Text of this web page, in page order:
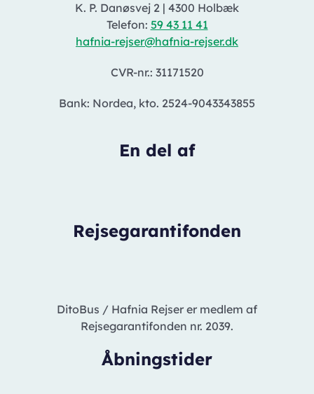
K. P. Danøsvej 2 | 4300 Holbæk
Telefon: 59 43 11 41
hafnia-rejser@hafnia-rejser.dk
CVR-nr.: 31171520
Bank: Nordea, kto. 2524-9043343855
En del af
Rejsegarantifonden
DitoBus / Hafnia Rejser er medlem af
Rejsegarantifonden nr. 2039.
Åbningstider